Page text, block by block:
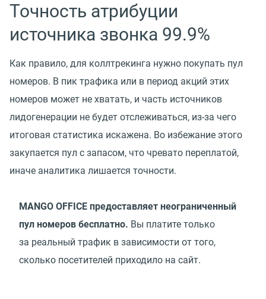
Точность атрибуции
источника звонка 99.9%
Как правило, для коллтрекинга нужно покупать пул
номеров. В пик трафика или в период акций этих
номеров может не хватать, и часть источников
лидогенерации не будет отслеживаться, из-за чего
итоговая статистика искажена. Во избежание этого
закупается пул с запасом, что чревато переплатой,
иначе аналитика лишается точности.
MANGO OFFICE предоставляет неограниченный
пул номеров бесплатно. Вы платите только
за реальный трафик в зависимости от того,
сколько посетителей приходило на сайт.